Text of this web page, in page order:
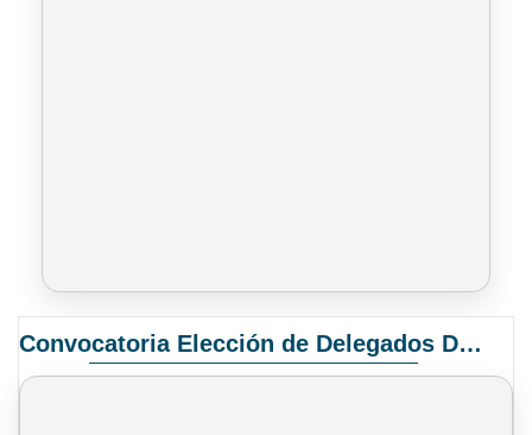
Convocatoria Elección de Delegados Docentes para el XIV Congreso Nacional de Universidades